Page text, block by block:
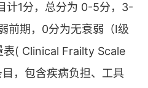
计1分，总分为 0-5分，3-
前期，0分为无衰弱（Ⅰ级
表( Clinical Frailty Scale
，包含疾病负担、工具